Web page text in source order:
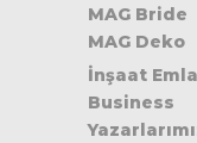
MAG Bride
MAG Deko
İnşaat
Business